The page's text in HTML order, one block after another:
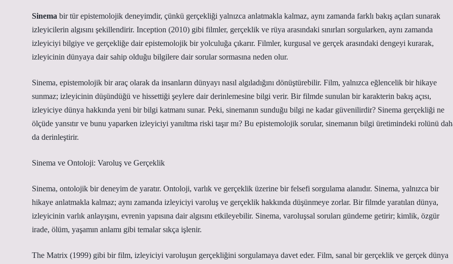
Sinema bir tür epistemolojik deneyimdir, çünkü gerçekliği yalnızca anlatmakla kalmaz, aynı zamanda farklı bakış açıları sunarak
izleyicilerin algısını şekillendirir. Inception (2010) gibi filmler, gerçeklik ve rüya arasındaki sınırları sorgularken, aynı zamanda
izleyiciyi bilgiye ve gerçekliğe dair epistemolojik bir yolculuğa çıkarır. Filmler, kurgusal ve gerçek arasındaki dengeyi kurarak,
izleyicinin dünyaya dair sahip olduğu bilgilere dair sorular sormasına neden olur.
Sinema, epistemolojik bir araç olarak da insanların dünyayı nasıl algıladığını dönüştürebilir. Film, yalnızca eğlencelik bir hikaye
sunmaz; izleyicinin düşündüğü ve hissettiği şeylere dair derinlemesine bilgi verir. Bir filmde sunulan bir karakterin bakış açısı,
izleyiciye dünya hakkında yeni bir bilgi katmanı sunar. Peki, sinemanın sunduğu bilgi ne kadar güvenilirdir? Sinema gerçekliği ne
ölçüde yansıtır ve bunu yaparken izleyiciyi yanıltma riski taşır mı? Bu epistemolojik sorular, sinemanın bilgi üretimindeki rolünü
da derinleştirir.
Sinema ve Ontoloji: Varoluş ve Gerçeklik
Sinema, ontolojik bir deneyim de yaratır. Ontoloji, varlık ve gerçeklik üzerine bir felsefi sorgulama alanıdır. Sinema, yalnızca bir
hikaye anlatmakla kalmaz; aynı zamanda izleyiciyi varoluş ve gerçeklik hakkında düşünmeye zorlar. Bir filmde yaratılan dünya,
izleyicinin varlık anlayışını, evrenin yapısına dair algısını etkileyebilir. Sinema, varoluşsal soruları gündeme getirir; kimlik, özgür
irade, ölüm, yaşamın anlamı gibi temalar sıkça işlenir.
The Matrix (1999) gibi bir film, izleyiciyi varoluşun gerçekliğini sorgulamaya davet eder. Film, sanal bir gerçeklik ve gerçek dünya